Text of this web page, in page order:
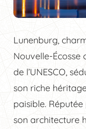
Lunenburg,
Nouvelle-Écosse
de l’UNESCO,
son riche
paisible.
son architecture